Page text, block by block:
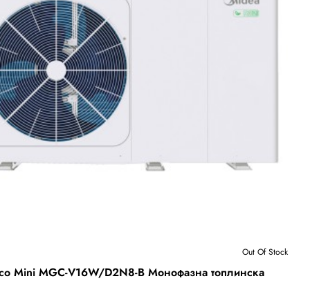
Бесплатна Достава
Out Of Stock
Mini MGC-V16W/D2N8-B Монофазна топлинска